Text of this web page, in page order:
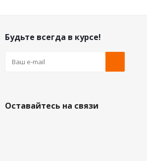
Будьте всегда в курсе!
Оставайтесь на связи